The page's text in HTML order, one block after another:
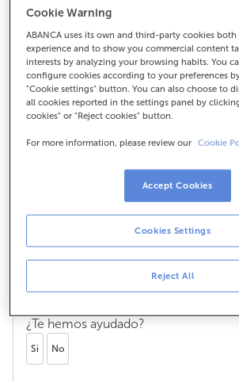
¿Cómo puedo
transferencia a
cuenta de
el extranjero?
¿Cómo puedo hacer una
cuenta de ABANCA solo tienes que
una transferencia internacional y
¿Te hemos ayudado?
Si No
Cookie Warning
ABANCA uses its own and third-party cookies
experience and to show you commercial content
interests by analyzing your browsing habits. You
configure cookies according to your preferences
"Cookie settings" button. You can also choose to
all cookies reported in the settings panel by
cookies" or "Reject cookies" button.
For more information, please review our Cookie
Reject All
Cookies Settings
Accept Cookies